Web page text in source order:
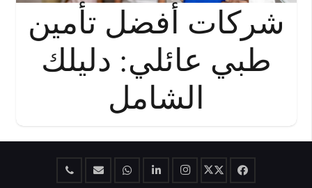
شركات أفضل تأمين
طبي عائلي: دليلك
الشامل